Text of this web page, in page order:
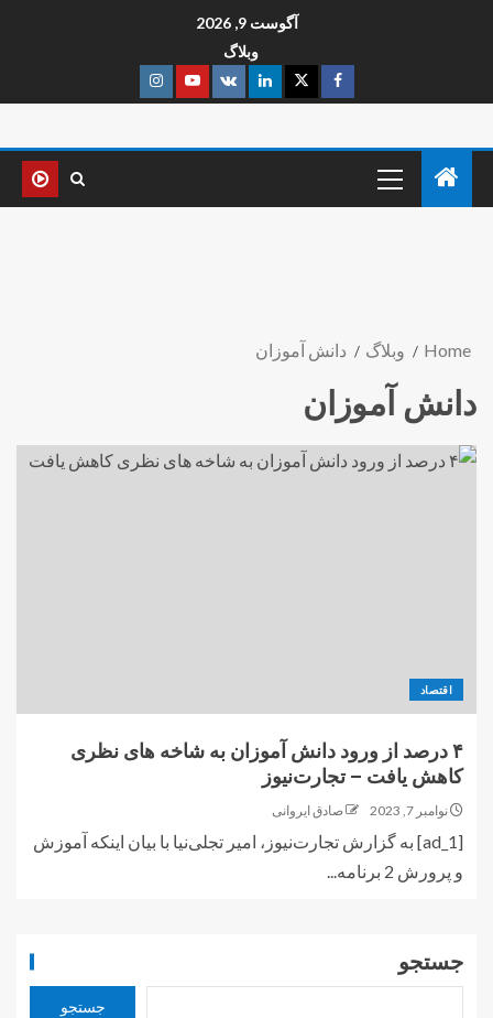
آگوست 9, 2026
وبلاگ
Home وبلاگ دانش آموزان
دانش آموزان
اقتصاد
۴ درصد از ورود دانش آموزان به شاخه های نظری
کاهش یافت – تجارت‌نیوز
نوامبر 7, 2023 صادق ایروانی
[ad_1] به گزارش تجارت‌نیوز، امیر تجلی‌نیا با بیان اینکه آموزش
و پرورش 2 برنامه...
جستجو
جستجو